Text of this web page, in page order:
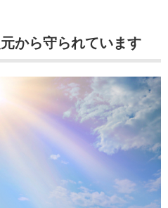
から守られています